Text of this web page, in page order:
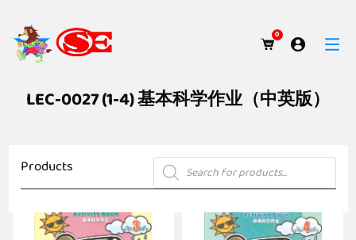
0
LEC-0027 (1-4) 基本科学作业（中英版）
Products Products
search